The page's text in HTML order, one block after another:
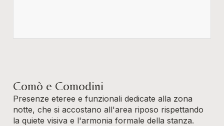
Comò e Comodini
Presenze eteree e funzionali dedicate alla zona
notte, che si accostano all'area riposo rispettando
la quiete visiva e l'armonia formale della stanza.